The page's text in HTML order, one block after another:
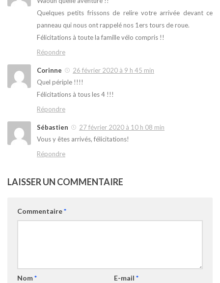
Quelques petits frissons de relire votre arrivée devant ce
panneau qui nous ont rappelé nos 1ers tours de roue.
Félicitations à toute la famille vélo compris !!
Répondre
Corinne
26 février 2020 à 9 h 45 min
Quel périple !!!!
Félicitations à tous les 4 !!!
Répondre
Sébastien
27 février 2020 à 10 h 08 min
Vous y êtes arrivés, félicitations!
Répondre
LAISSER UN COMMENTAIRE
Commentaire*
Nom* E-mail *